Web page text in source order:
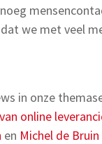
we met veel
in onze
online
en Michel de